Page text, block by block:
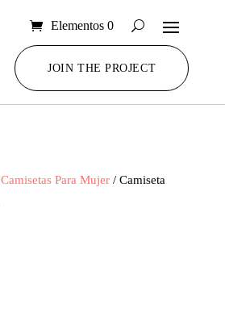
Elementos 0
JOIN THE PROJECT
Camisetas Para Mujer/ Camiseta